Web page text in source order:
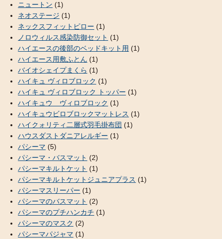
ニュートン (1)
ネオステージ (1)
ネックスフィットピロー (1)
ノロウィルス感染防御セット (1)
ハイエースの後部のベッドキット用 (1)
ハイエース用敷ふとん (1)
バイオシェイプまくら (1)
ハイキュ ヴィロブロック (1)
ハイキュ ヴィロブロック トッパー (1)
ハイキュウ ヴィロブロック (1)
ハイキュウビロブロックマットレス (1)
ハイクォリティ二層式羽毛掛布団 (1)
ハウスダストダニアレルギー (1)
パシーマ (5)
パシーマ・バスマット (2)
パシーマキルトケット (1)
パシーマキルトケットジュニアプラス (1)
パシーマスリーパー (1)
パシーマのバスマット (2)
パシーマのプチハンカチ (1)
パシーマのマスク (2)
パシーマパジャマ (1)